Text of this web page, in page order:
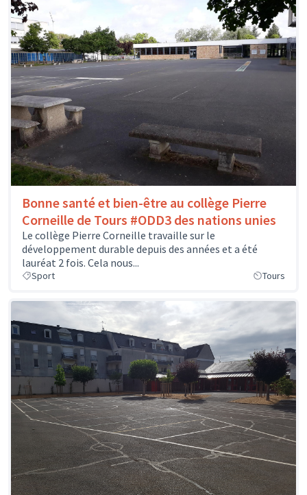
Bonne santé et bien-être au collège Pierre
Corneille de Tours #ODD3 des nations unies
Le collège Pierre Corneille travaille sur le
développement durable depuis des années et a été
lauréat 2 fois. Cela nous...
Sport Tours